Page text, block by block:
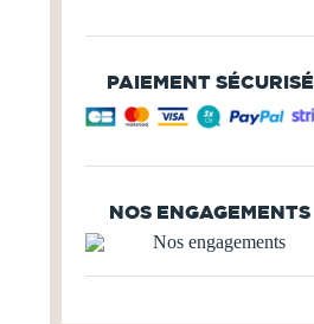
PAIEMENT SÉCURISÉ
NOS ENGAGEMENTS